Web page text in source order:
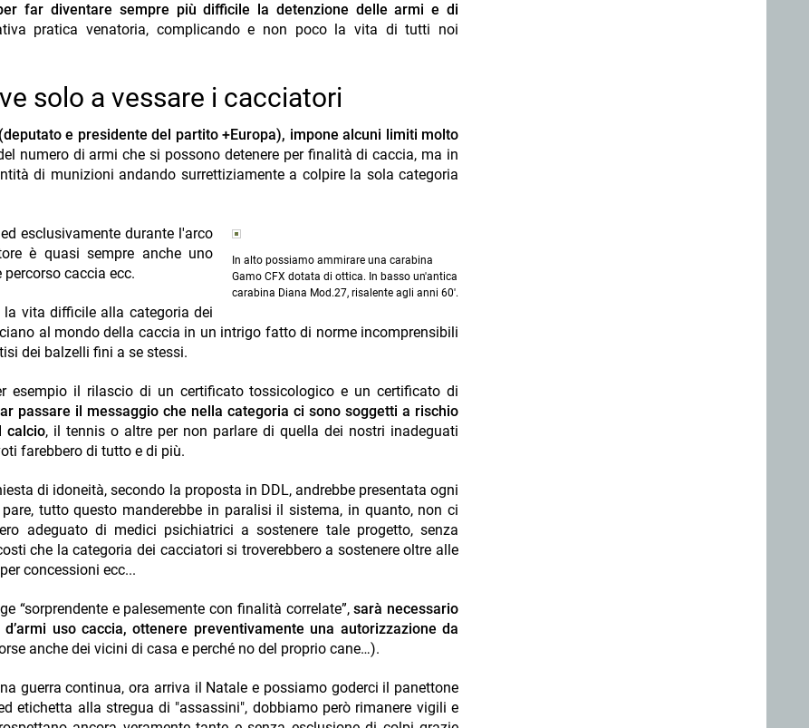
far diventare sempre più difficile la detenzione delle armi e di
pratica venatoria, complicando e non poco la vita di tutti noi
solo a vessare i cacciatori
e presidente del partito +Europa), impone alcuni limiti molto
numero di armi che si possono detenere per finalità di caccia, ma in
di munizioni andando surrettiziamente a colpire la sola categoria
In alto possiamo ammirare una carabina
Gamo CFX dotata di ottica. In basso un'antica
carabina Diana Mod.27, risalente agli anni 60'.
esclusivamente durante l'arco
è quasi sempre anche uno
caccia ecc.
vita difficile alla categoria dei
al mondo della caccia in un intrigo fatto di norme incomprensibili
dei balzelli fini a se stessi.
esempio il rilascio di un certificato tossicologico e un certificato di
passare il messaggio che nella categoria ci sono soggetti a rischio
calcio, il tennis o altre per non parlare di quella dei nostri inadeguati
farebbero di tutto e di più.
di idoneità, secondo la proposta in DDL, andrebbe presentata ogni
tutto questo manderebbe in paralisi il sistema, in quanto, non ci
adeguato di medici psichiatrici a sostenere tale progetto, senza
che la categoria dei cacciatori si troverebbero a sostenere oltre alle
concessioni ecc...
“sorprendente e palesemente con finalità correlate”,sarà necessario
uso caccia, ottenere preventivamente una autorizzazione da
anche dei vicini di casa e perché no del proprio cane…).
guerra continua, ora arriva il Natale e possiamo goderci il panettone
etichetta alla stregua di "assassini", dobbiamo però rimanere vigili e